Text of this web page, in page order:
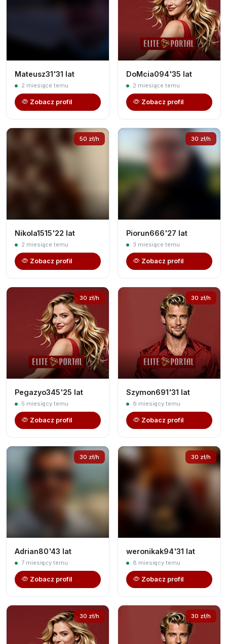
Mateusz31'31 lat
2 miesiące temu
Zobacz profil
DoMcia094'35 lat
2 miesiące temu
Zobacz profil
50 zł/h
Nikola1515'22 lat
2 miesiące temu
Zobacz profil
30 zł/h
Piorun666'27 lat
3 miesiące temu
Zobacz profil
30 zł/h
Pegazyo345'25 lat
5 miesięcy temu
Zobacz profil
30 zł/h
Szymon691'31 lat
6 miesięcy temu
Zobacz profil
30 zł/h
Adrian80'43 lat
7 miesięcy temu
Zobacz profil
30 zł/h
weronikak94'31 lat
8 miesięcy temu
Zobacz profil
30 zł/h 30 zł/h